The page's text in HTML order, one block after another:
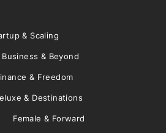
& Scaling
Business & Beyond
& Freedom
& Destinations
Female & Forward